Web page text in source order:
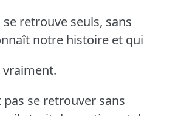
retrouve seuls, sans
notre histoire et qui
se retrouver sans